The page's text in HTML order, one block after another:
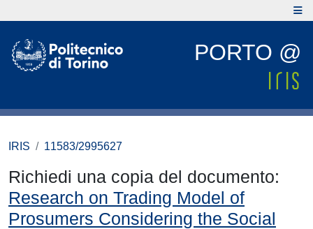
PORTO @
IRIS 11583/2995627
Richiedi una copia del documento:
Research on Trading Model of
Prosumers Considering the Social